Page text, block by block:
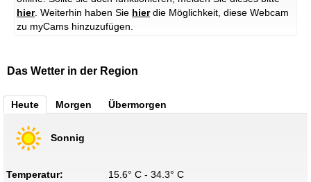
hier. Weiterhin haben Sie hierdie Möglichkeit, diese Webcam
zu myCams hinzuzufügen.
Das Wetter in der Region
Heute Morgen Übermorgen
Sonnig
Temperatur: 15.6° C - 34.3° C